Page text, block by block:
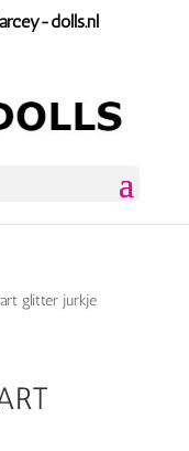
dolls.nl
glitter jurkje